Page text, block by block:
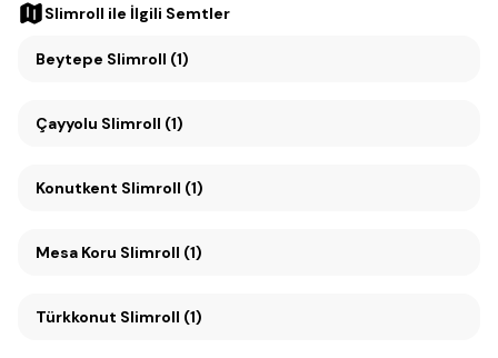
Slimroll ile İlgili Semtler
Beytepe Slimroll (1)
Çayyolu Slimroll (1)
Konutkent Slimroll (1)
Mesa Koru Slimroll (1)
Türkkonut Slimroll (1)